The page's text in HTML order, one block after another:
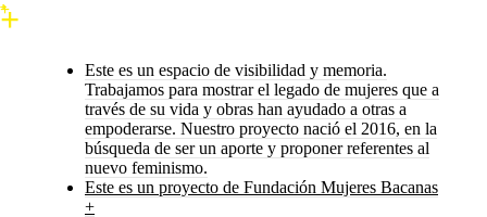
Este es un espacio de visibilidad y memoria.
Trabajamos para mostrar el legado de mujeres que a
través de su vida y obras han ayudado a otras a
empoderarse. Nuestro proyecto nació el 2016, en la
búsqueda de ser un aporte y proponer referentes al
nuevo feminismo.
Este es un proyecto de Fundación Mujeres Bacanas
+